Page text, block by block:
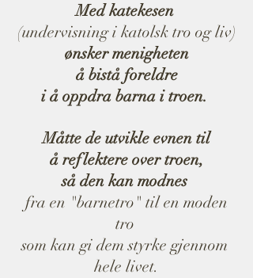
Med​ ​katekesen
​(undervisning​ ​i katolsk tro og liv)
ønsker​ ​menigheten​
å​ ​bistå ​foreldre​
​i å​ ​oppdra​ ​barna i​ ​troen.​ ​
Måtte de utvikle​ ​evnen​ ​til​
​å​ ​reflektere​ ​over​ ​troen,​
​så​ ​den​ ​kan​ ​modnes​
fra​ ​en​ ​"barnetro"​ ​til​ ​en​ moden
tro​ ​
som kan​ ​gi​ ​dem​ ​styrke​ ​gjennom​ ​
hele​ ​livet.